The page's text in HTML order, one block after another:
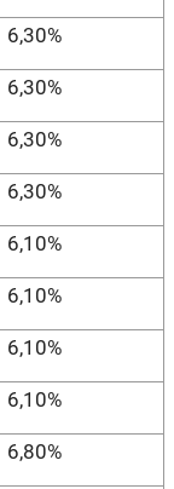
6,30%
6,30%
6,30%
6,30%
6,10%
6,10%
6,10%
6,10%
6,80%